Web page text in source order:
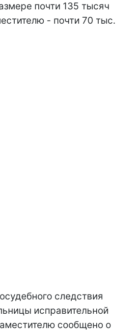
почти 135 тысяч
- почти 70 тыс.
следствия
исправительной
сообщено о